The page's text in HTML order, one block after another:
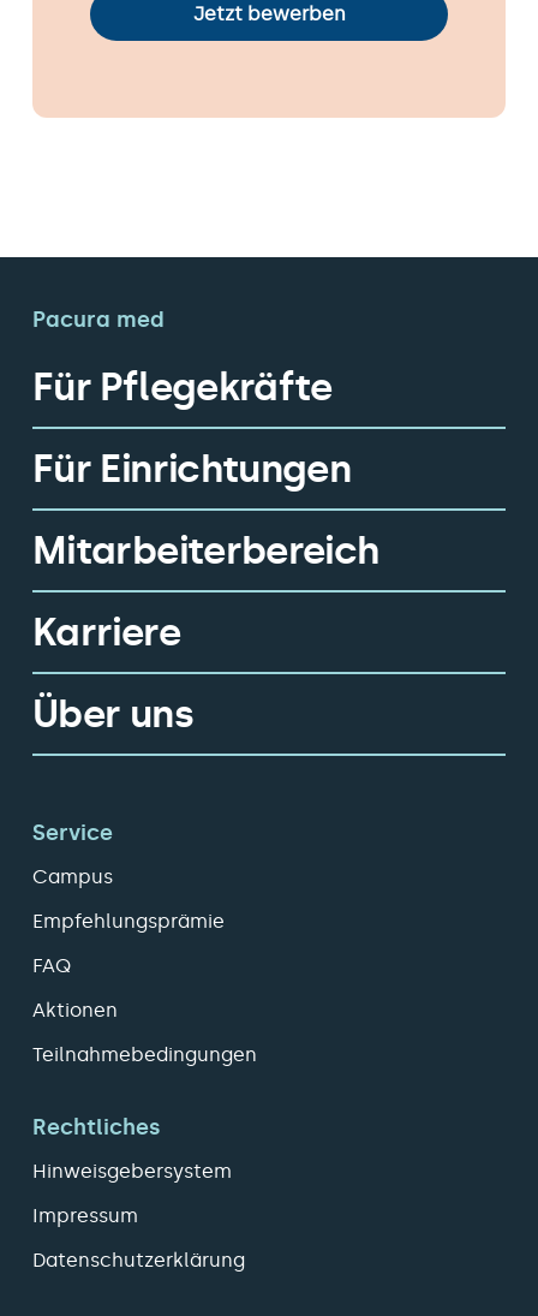
Jetzt bewerben
Pacura med
Für Pflegekräfte
Für Einrichtungen
Mitarbeiterbereich
Karriere
Über uns
Service
Campus
Empfehlungsprämie
FAQ
Aktionen
Teilnahmebedingungen
Rechtliches
Hinweisgebersystem
Impressum
Datenschutzerklärung